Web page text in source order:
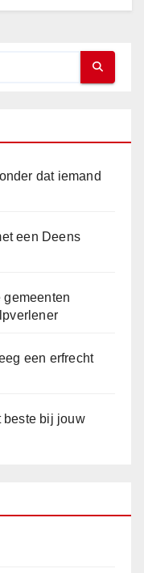
dat iemand
een Deens
gemeenten
een erfrecht
beste bij jouw